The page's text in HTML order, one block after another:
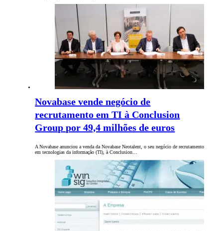
Novabase vende negócio de
recrutamento em TI à Conclusion
Group por 49,4 milhões de euros
A Novabase anunciou a venda da Novabase Neotalent, o seu negócio de recrutamento
em tecnologias da informação (TI), à Conclusion…